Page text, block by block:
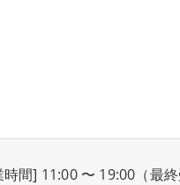
時間] 11:00 〜 19:00（最